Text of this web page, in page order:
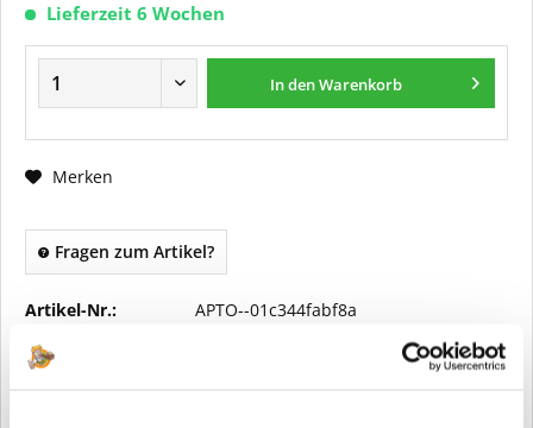
Lieferzeit 6 Wochen
In denWarenkorb
Merken
Fragen zum Artikel?
Artikel-Nr.: APTO--01c344fabf8a
Vorteile